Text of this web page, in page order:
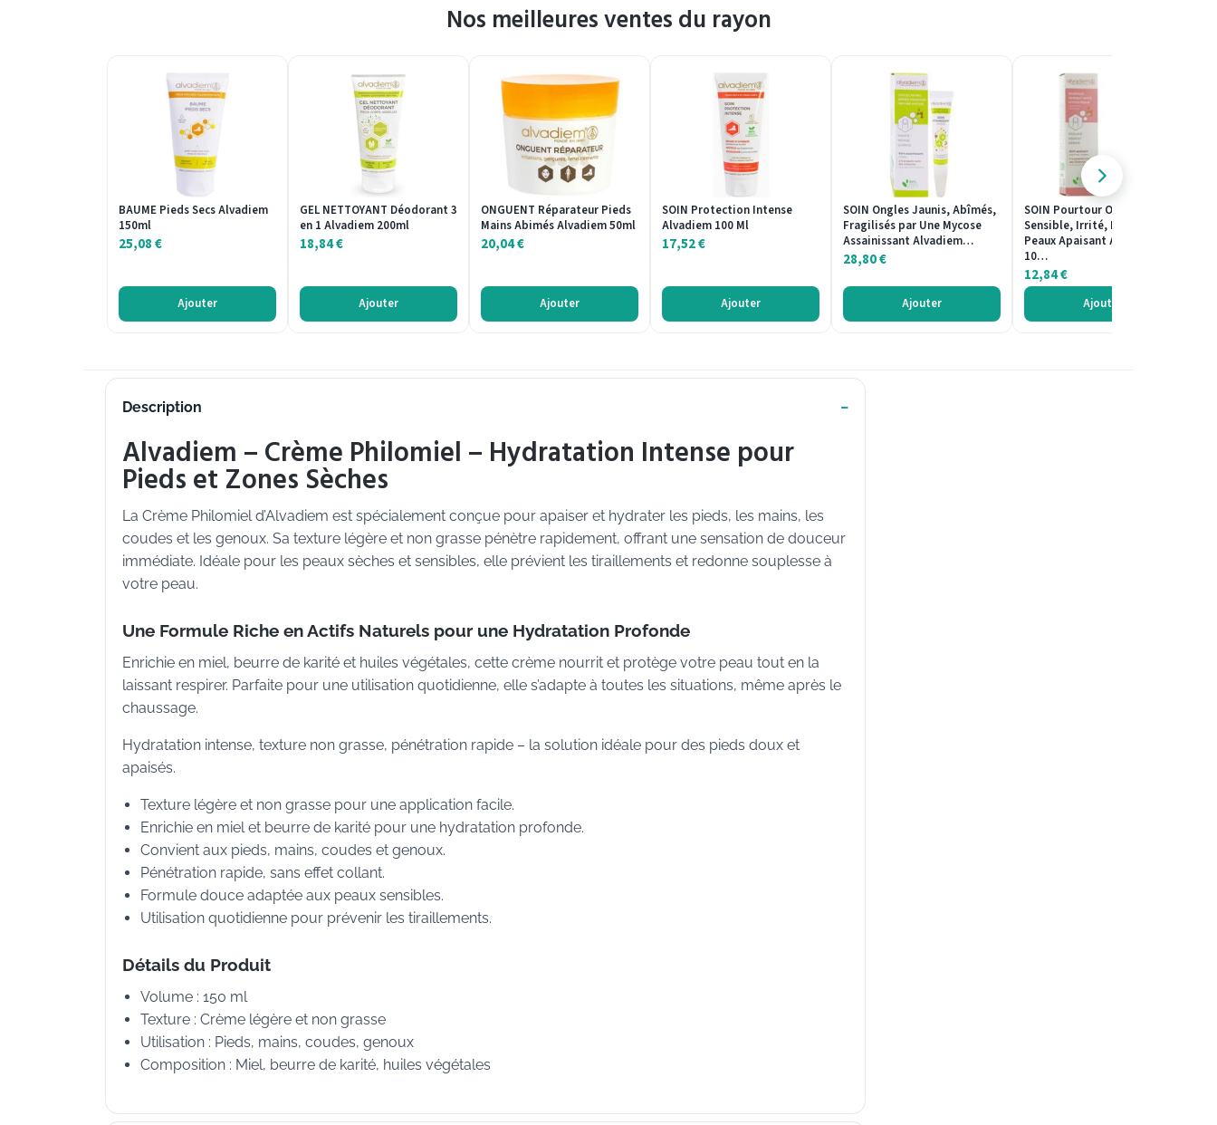
Nos meilleures ventes du rayon
BAUME Pieds Secs Alvadiem
150ml
25,08€
Ajouter
GEL NETTOYANT Déodorant 3
en 1 Alvadiem 200ml
18,84€
Ajouter
ONGUENT Réparateur Pieds
Mains Abimés Alvadiem 50ml
20,04€
Ajouter
SOIN Protection Intense
Alvadiem 100 Ml
17,52€
Ajouter
SOIN Ongles Jaunis, Abîmés,
Fragilisés par Une Mycose
Assainissant Alvadiem…
28,80€
Ajouter
SOIN Pourtour Ongle
Sensible, Irrité, Petites
Peaux Apaisant Alvadiem
10…
12,84€
Ajouter
Description
Alvadiem – Crème Philomiel – Hydratation Intense pour
Pieds et Zones Sèches
La Crème Philomiel d’Alvadiem est spécialement conçue pour apaiser et hydrater les pieds, les mains, les
coudes et les genoux. Sa texture légère et non grasse pénètre rapidement, offrant une sensation de douceur
immédiate. Idéale pour les peaux sèches et sensibles, elle prévient les tiraillements et redonne souplesse à
votre peau.
Une Formule Riche en Actifs Naturels pour une Hydratation Profonde
Enrichie en miel, beurre de karité et huiles végétales, cette crème nourrit et protège votre peau tout en la
laissant respirer. Parfaite pour une utilisation quotidienne, elle s’adapte à toutes les situations, même après le
chaussage.
Hydratation intense, texture non grasse, pénétration rapide – la solution idéale pour des pieds doux et
apaisés.
Texture légère et non grasse pour une application facile.
Enrichie en miel et beurre de karité pour une hydratation profonde.
Convient aux pieds, mains, coudes et genoux.
Pénétration rapide, sans effet collant.
Formule douce adaptée aux peaux sensibles.
Utilisation quotidienne pour prévenir les tiraillements.
Détails du Produit
Volume : 150 ml
Texture : Crème légère et non grasse
Utilisation : Pieds, mains, coudes, genoux
Composition : Miel, beurre de karité, huiles végétales